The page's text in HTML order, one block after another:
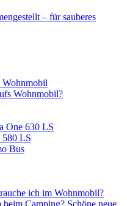
– für sauberes
Wohnmobil
Wohnmobil?
One 630 LS
580 LS
Bus
ich im Wohnmobil?
Camping? Schöne neue